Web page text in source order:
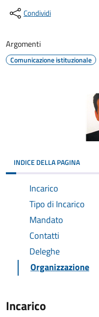
Condividi
Argomenti
Comunicazione istituzionale
INDICE DELLA PAGINA
Incarico
Tipo di Incarico
Mandato
Contatti
Deleghe
Organizzazione
Incarico